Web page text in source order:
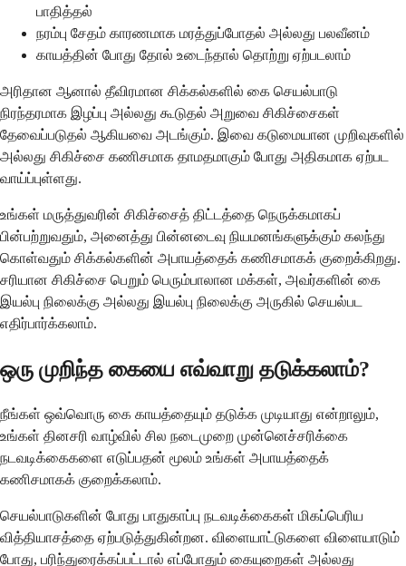
பாதித்தல்
நரம்பு சேதம் காரணமாக மரத்துப்போதல் அல்லது பலவீனம்
காயத்தின் போது தோல் உடைந்தால் தொற்று ஏற்படலாம்
அரிதான ஆனால் தீவிரமான சிக்கல்களில் கை செயல்பாடு
நிரந்தரமாக இழப்பு அல்லது கூடுதல் அறுவை சிகிச்சைகள்
தேவைப்படுதல் ஆகியவை அடங்கும். இவை கடுமையான முறிவுகளில்
அல்லது சிகிச்சை கணிசமாக தாமதமாகும் போது அதிகமாக ஏற்பட
வாய்ப்புள்ளது.
உங்கள் மருத்துவரின் சிகிச்சைத் திட்டத்தை நெருக்கமாகப்
பின்பற்றுவதும், அனைத்து பின்னடைவு நியமனங்களுக்கும் கலந்து
கொள்வதும் சிக்கல்களின் அபாயத்தைக் கணிசமாகக் குறைக்கிறது.
சரியான சிகிச்சை பெறும் பெரும்பாலான மக்கள், அவர்களின் கை
இயல்பு நிலைக்கு அல்லது இயல்பு நிலைக்கு அருகில் செயல்பட
எதிர்பார்க்கலாம்.
ஒரு முறிந்த கையை எவ்வாறு தடுக்கலாம்?
நீங்கள் ஒவ்வொரு கை காயத்தையும் தடுக்க முடியாது என்றாலும்,
உங்கள் தினசரி வாழ்வில் சில நடைமுறை முன்னெச்சரிக்கை
நடவடிக்கைகளை எடுப்பதன் மூலம் உங்கள் அபாயத்தைக்
கணிசமாகக் குறைக்கலாம்.
செயல்பாடுகளின் போது பாதுகாப்பு நடவடிக்கைகள் மிகப்பெரிய
வித்தியாசத்தை ஏற்படுத்துகின்றன. விளையாட்டுகளை விளையாடும்
போது, பரிந்துரைக்கப்பட்டால் எப்போதும் கையுறைகள் அல்லது